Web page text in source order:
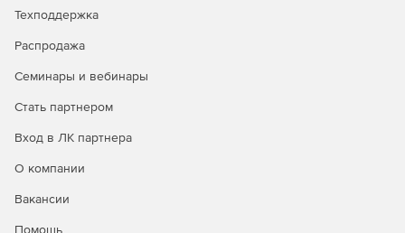
Результаты термокаротажных измерений.
Данные по точкам статического зондирования,
показатели ветвей нагружений E', E'', E''' по глубине.
нагружений E', E'' по глубине.
Техподдержка
Распродажа
Семинары и вебинары
Стать партнером
Вход в ЛК партнера
О компании
Вакансии
Помощь